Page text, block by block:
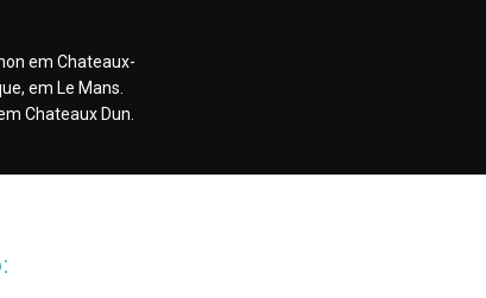
em Chateaux-
em Le Mans.
Chateaux Dun.